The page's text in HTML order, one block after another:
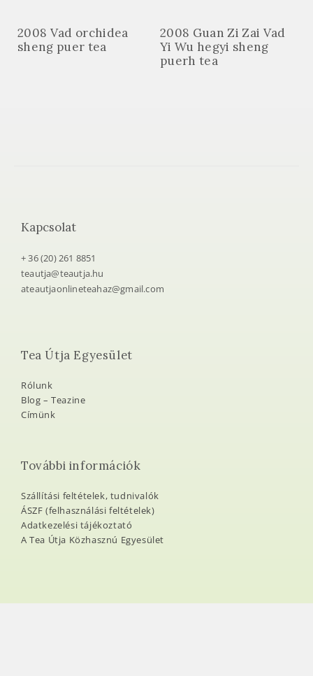
2008 Vad orchidea
sheng puer tea
2008 Guan Zi Zai Vad
Yi Wu hegyi sheng
puerh tea
Kapcsolat
+ 36 (20) 261 8851
teautja@teautja.hu
ateautjaonlineteahaz@gmail.com
Tea Útja Egyesület
Rólunk
Blog – Teazine
Címünk
További információk
Szállítási feltételek, tudnivalók
ÁSZF (felhasználási feltételek)
Adatkezelési tájékoztató
A Tea Útja Közhasznú Egyesület